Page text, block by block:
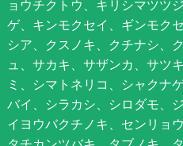
ョウチクトウ、キリシマツツ
ゲ、キンモクセイ、ギンモク
シア、クスノキ、クチナシ、
ュ、サカキ、サザンカ、サツ
ミ、シマトネリコ、シャクナ
バイ、シラカシ、シロダモ、
イヨウバクチノキ、センリョ